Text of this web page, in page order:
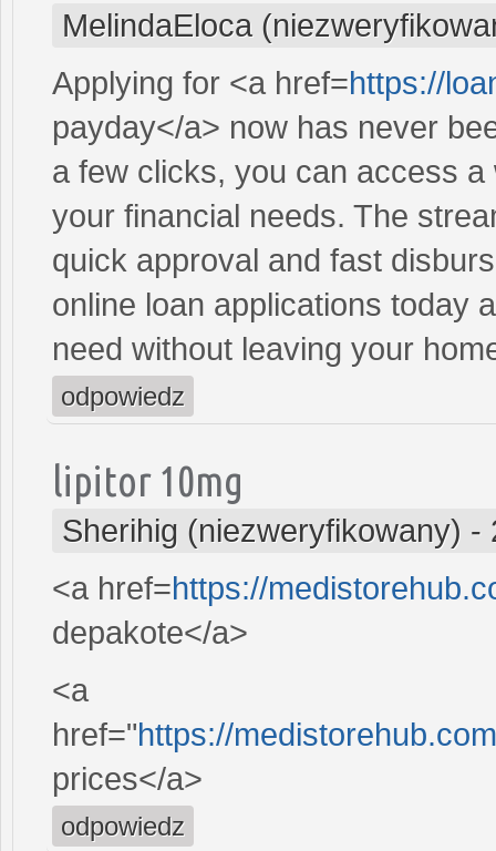
MelindaEloca
Applying for <a href=https://
payday</a> now has never
a few clicks, you can access
your financial needs. The
quick approval and fast
online loan applications today
need without leaving your
odpowiedz
lipitor 10mg
Sherihig (niezweryfikowany) -
<a href=https://
depakote</a>
<a
href="https://
prices</a>
odpowiedz